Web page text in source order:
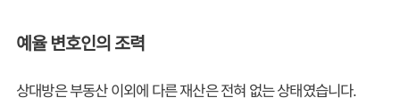
예율 변호인의 조력
상대방은 부동산 이외에 다른 재산은 전혀 없는 상태였습니다.